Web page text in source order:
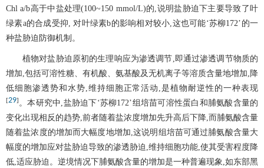
Chl a/b高于中盐处理(100~150 mmol/L)的,说明盐胁迫下主要导致了叶
绿素a的合成受抑, 对叶绿素b的影响相对较小,这也可能‘苏柳172’的一
种盐胁迫防御机制。
植物对盐胁迫原初的生理响应为渗透调节,即通过渗透调节物质的
增加,包括可溶性糖、有机酸、氨基酸及无机离子等溶质含量地增加,降
低细胞渗透势和水势,维持细胞正常活动,是植物耐逆性的一种表现
[29] 。本研究中,盐胁迫下‘苏柳172’组培苗可溶性蛋白和脯氨酸含量的
变化出现相反的趋势,前者随着盐浓度增加先升高后下降,而脯氨酸含量
随着盐浓度的增加而大幅度地增加,这说明组培苗可通过脯氨酸含量大
幅度的增加应对盐胁迫导致的渗透胁迫,维持细胞功能,使其受害程度降
低,适应胁迫。逆境情况下脯氨酸含量的增加是一种普遍现象,如东部黑